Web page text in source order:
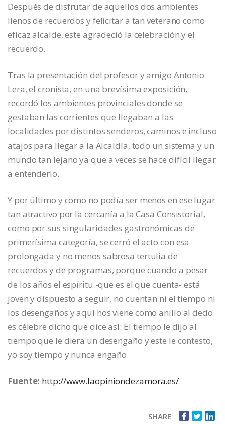
Después de disfrutar de aquellos dos ambientes
llenos de recuerdos y felicitar a tan veterano como
eficaz alcalde, este agradeció la celebración y el
recuerdo.
Tras la presentación del profesor y amigo Antonio
Lera, el cronista, en una brevísima exposición,
recordó los ambientes provinciales donde se
gestaban las corrientes que llegaban a las
localidades por distintos senderos, caminos e incluso
atajos para llegar a la Alcaldía, todo un sistema y un
mundo tan lejano ya que a veces se hace difícil llegar
a entenderlo.
Y por último y como no podía ser menos en ese lugar
tan atractivo por la cercanía a la Casa Consistorial,
como por sus singularidades gastronómicas de
primerísima categoría, se cerró el acto con esa
prolongada y no menos sabrosa tertulia de
recuerdos y de programas, porque cuando a pesar
de los años el espíritu -que es el que cuenta- está
joven y dispuesto a seguir, no cuentan ni el tiempo ni
los desengaños y aquí nos viene como anillo al dedo
es célebre dicho que dice así: El tiempo le dijo al
tiempo que le diera un desengaño y este le contesto,
yo soy tiempo y nunca engaño.
Fuente: http://www.laopiniondezamora.es/
SHARE